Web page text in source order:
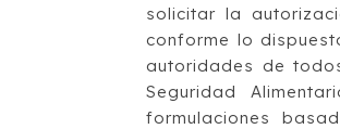
solicitar la
conforme lo
autoridades de
Seguridad
formulaciones